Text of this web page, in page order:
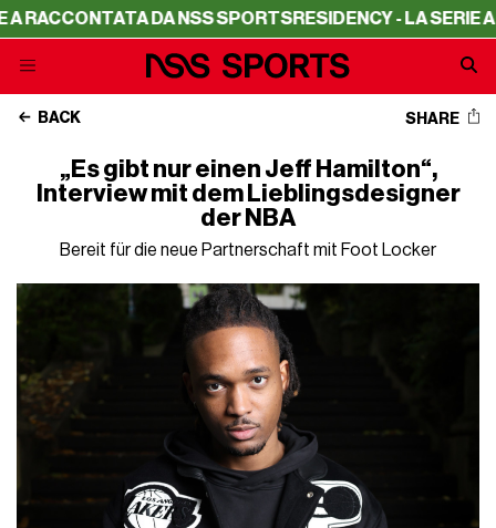
DA NSS SPORTSRESIDENCY - LA SERIE A
BACK SHARE
„Es gibt nur einen Jeff Hamilton“,
Interview mit dem Lieblingsdesigner
der NBA
Bereit für die neue Partnerschaft mit Foot Locker